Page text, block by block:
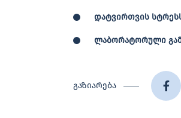
დატვირთვის
ლაბორატორული
გაზიარება